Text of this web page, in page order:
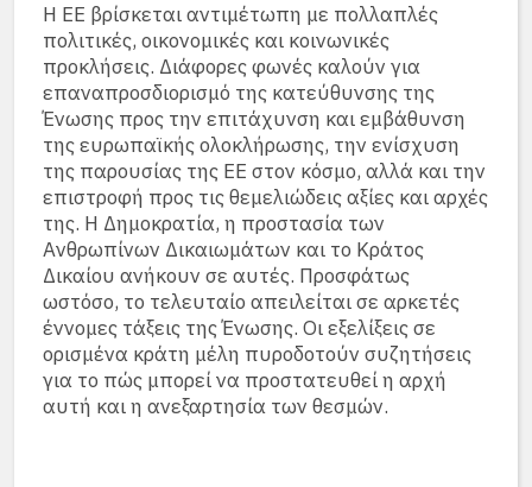
Η ΕΕ βρίσκεται αντιμέτωπη με πολλαπλές
πολιτικές, οικονομικές και κοινωνικές
προκλήσεις. Διάφορες φωνές καλούν για
επαναπροσδιορισμό της κατεύθυνσης της
Ένωσης προς την επιτάχυνση και εμβάθυνση
της ευρωπαϊκής ολοκλήρωσης, την ενίσχυση
της παρουσίας της ΕΕ στον κόσμο, αλλά και την
επιστροφή προς τις θεμελιώδεις αξίες και αρχές
της. Η Δημοκρατία, η προστασία των
Ανθρωπίνων Δικαιωμάτων και το Κράτος
Δικαίου ανήκουν σε αυτές. Προσφάτως
ωστόσο, το τελευταίο απειλείται σε αρκετές
έννομες τάξεις της Ένωσης. Οι εξελίξεις σε
ορισμένα κράτη μέλη πυροδοτούν συζητήσεις
για το πώς μπορεί να προστατευθεί η αρχή
αυτή και η ανεξαρτησία των θεσμών.